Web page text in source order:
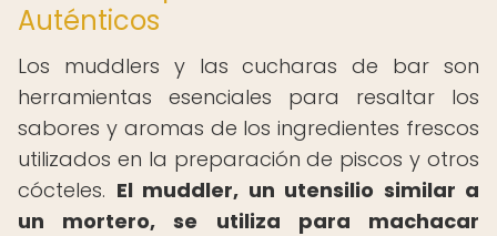
Auténticos
Los muddlers y las cucharas de bar son
herramientas esenciales para resaltar los
sabores y aromas de los ingredientes frescos
utilizados en la preparación de piscos y otros
cócteles. El muddler, un utensilio similar a
un mortero, se utiliza para machacar